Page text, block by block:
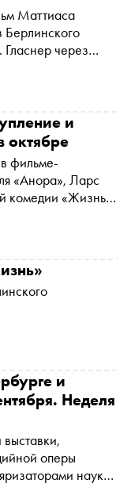
и известных
«Сноб»
стоит
Маттиаса
Берлинского
через
немецкое
— в материале
и
октябре
фильме-
«Анора», Ларс
комедии «Жизнь»
«Сноб»
и
Неделя
оперы
науки.